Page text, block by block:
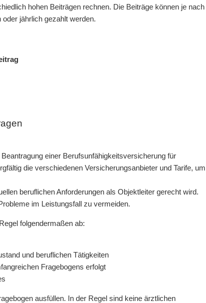
hohen Beiträgen rechnen. Die Beiträge können je nach
jährlich gezahlt werden.
Beantragung einer Berufsunfähigkeitsversicherung für
die verschiedenen Versicherungsanbieter und Tarife, um
beruflichen Anforderungen als Objektleiter gerecht wird.
im Leistungsfall zu vermeiden.
folgendermaßen ab:
und beruflichen Tätigkeiten
Fragebogens erfolgt
ausfüllen. In der Regel sind keine ärztlichen